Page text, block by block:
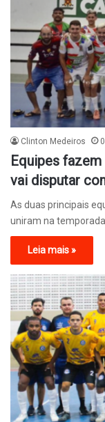
Clinton Medeiros
Equipes
vai disputar
As duas principais
uniram na
Leia mais »